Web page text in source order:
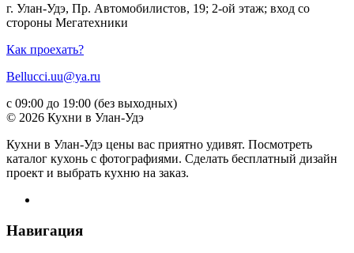
г. Улан-Удэ, Пр. Автомобилистов, 19; 2-ой этаж; вход со
стороны Мегатехники
Как проехать?
Bellucci.uu@ya.ru
с 09:00 до 19:00 (без выходных)
© 2026 Кухни в Улан-Удэ
Кухни в Улан-Удэ цены вас приятно удивят. Посмотреть
каталог кухонь с фотографиями. Сделать бесплатный дизайн
проект и выбрать кухню на заказ.
Навигация